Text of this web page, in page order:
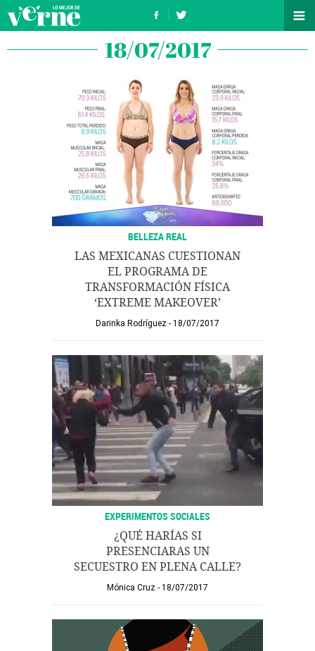
18/07/2017
BELLEZA REAL
LAS MEXICANAS CUESTIONAN
EL PROGRAMA DE
TRANSFORMACIÓN FÍSICA
‘EXTREME MAKEOVER’
Darinka Rodríguez 18/07/2017
EXPERIMENTOS SOCIALES
¿QUÉ HARÍAS SI
PRESENCIARAS UN
SECUESTRO EN PLENA CALLE?
Mónica Cruz 18/07/2017